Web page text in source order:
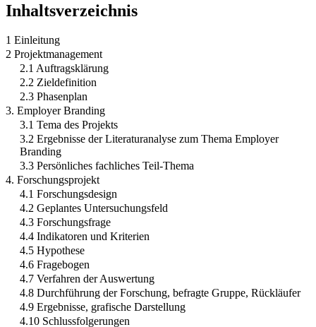
Inhaltsverzeichnis
1 Einleitung
2 Projektmanagement
2.1 Auftragsklärung
2.2 Zieldefinition
2.3 Phasenplan
3. Employer Branding
3.1 Tema des Projekts
3.2 Ergebnisse der Literaturanalyse zum Thema Employer
Branding
3.3 Persönliches fachliches Teil-Thema
4. Forschungsprojekt
4.1 Forschungsdesign
4.2 Geplantes Untersuchungsfeld
4.3 Forschungsfrage
4.4 Indikatoren und Kriterien
4.5 Hypothese
4.6 Fragebogen
4.7 Verfahren der Auswertung
4.8 Durchführung der Forschung, befragte Gruppe, Rückläufer
4.9 Ergebnisse, grafische Darstellung
4.10 Schlussfolgerungen